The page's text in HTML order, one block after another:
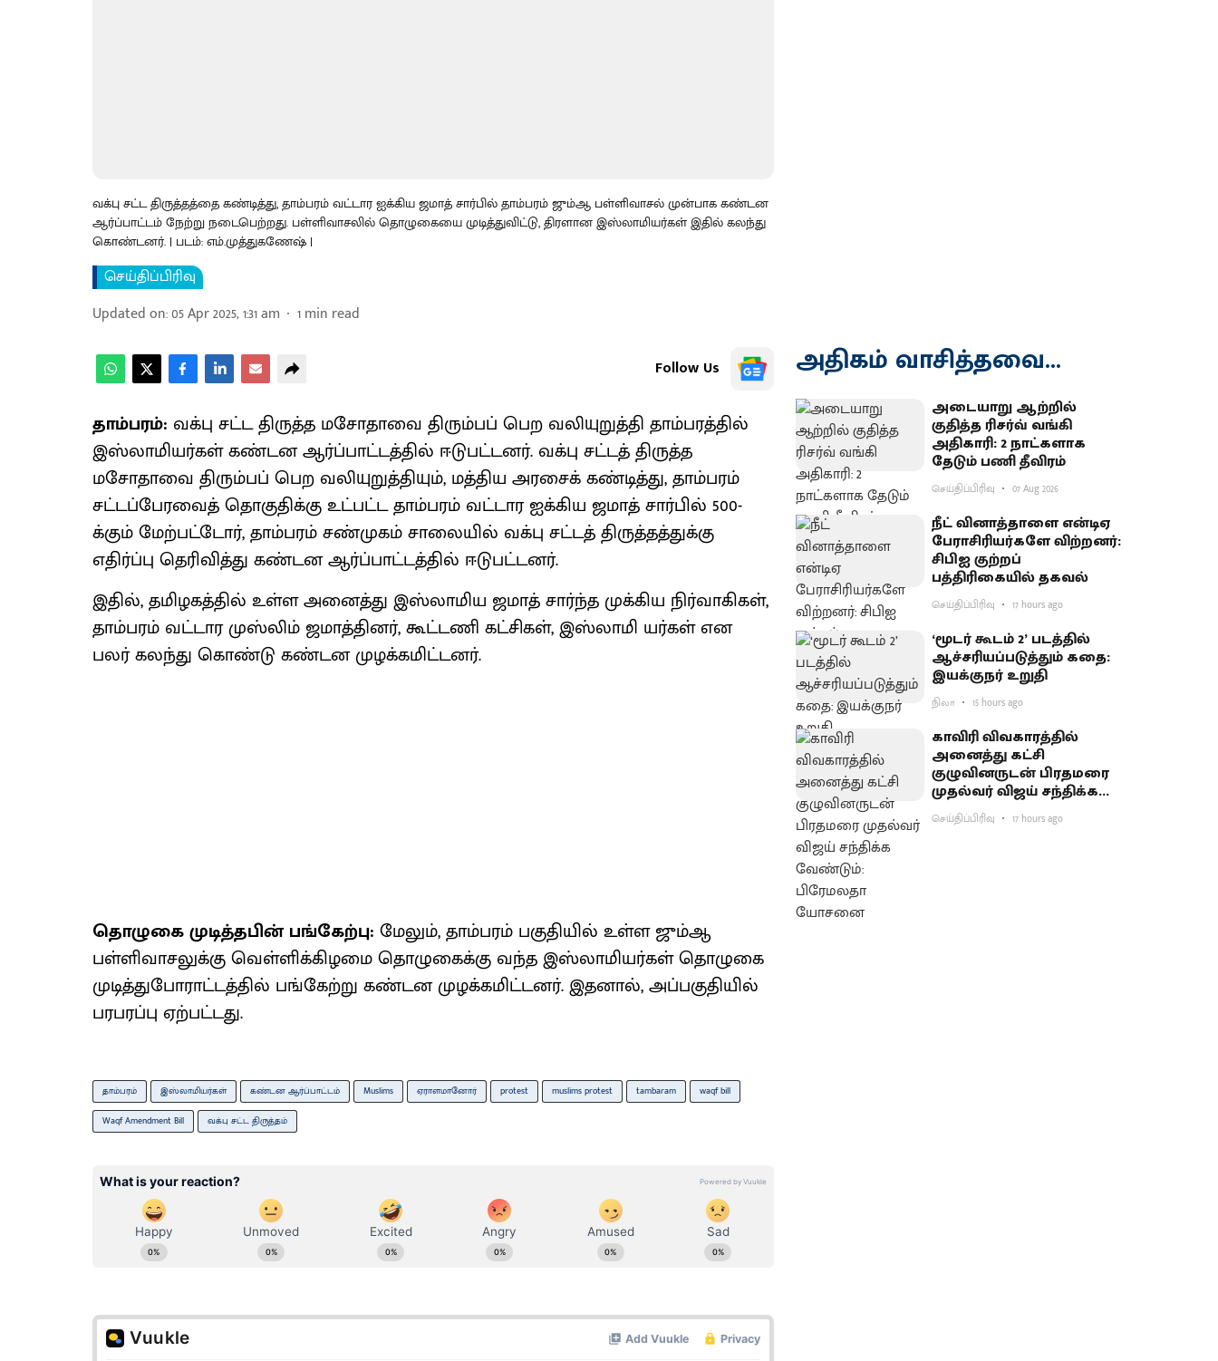
வக்பு சட்ட திருத்தத்தை கண்டித்து, தாம்பரம் வட்டார ஐக்கிய ஜமாத் சார்பில் தாம்பரம் ஜும்ஆ பள்ளிவாசல் முன்பாக கண்டன
ஆர்ப்பாட்டம் நேற்று நடைபெற்றது. பள்ளிவாசலில் தொழுகையை முடித்துவிட்டு, திரளான இஸ்லாமியர்கள் இதில் கலந்து
கொண்டனர். | படம்: எம்.முத்துகணேஷ் |
செய்திப்பிரிவு
Updated on:05 Apr 2025, 1:31 am 1min read
Follow Us
தாம்பரம்: வக்பு சட்ட திருத்த மசோதாவை திரும்பப் பெற வலியுறுத்தி தாம்பரத்தில்
இஸ்லாமியர்கள் கண்டன ஆர்ப்பாட்டத்தில் ஈடுபட்டனர். வக்பு சட்டத் திருத்த
மசோதாவை திரும்பப் பெற வலியுறுத்தியும், மத்திய அரசைக் கண்டித்து, தாம்பரம்
சட்டப்பேரவைத் தொகுதிக்கு உட்பட்ட தாம்பரம் வட்டார ஐக்கிய ஜமாத் சார்பில் 500-
க்கும் மேற்பட்டோர், தாம்பரம் சண்முகம் சாலையில் வக்பு சட்டத் திருத்தத்துக்கு
எதிர்ப்பு தெரிவித்து கண்டன ஆர்ப்பாட்டத்தில் ஈடுபட்டனர்.
இதில், தமிழகத்தில் உள்ள அனைத்து இஸ்லாமிய ஜமாத் சார்ந்த முக்கிய நிர்வாகிகள்,
தாம்பரம் வட்டார முஸ்லிம் ஜமாத்தினர், கூட்டணி கட்சிகள், இஸ்லாமி யர்கள் என
பலர் கலந்து கொண்டு கண்டன முழக்கமிட்டனர்.
தொழுகை முடித்தபின் பங்கேற்பு: மேலும், தாம்பரம் பகுதியில் உள்ள ஜும்ஆ
பள்ளிவாசலுக்கு வெள்ளிக்கிழமை தொழுகைக்கு வந்த இஸ்லாமியர்கள் தொழுகை
முடித்துபோராட்டத்தில் பங்கேற்று கண்டன முழக்கமிட்டனர். இதனால், அப்பகுதியில்
பரபரப்பு ஏற்பட்டது.
தாம்பரம் இஸ்லாமியர்கள் கண்டன ஆர்ப்பாட்டம் Muslims ஏராளமானோர் protest muslims protest tambaram waqf bill
Waqf Amendment Bill வக்பு சட்ட திருத்தம்
அதிகம் வாசித்தவை...
அடையாறு ஆற்றில்
குதித்த ரிசர்வ் வங்கி
அதிகாரி: 2 நாட்களாக
தேடும் பணி தீவிரம்
செய்திப்பிரிவு 07 Aug 2026
நீட் வினாத்தாளை என்டிஏ
பேராசிரியர்களே விற்றனர்:
சிபிஐ குற்றப்
பத்திரிகையில் தகவல்
செய்திப்பிரிவு 17 hours ago
‘மூடர் கூடம் 2’ படத்தில்
ஆச்சரியப்படுத்​தும் கதை:
இயக்குநர் உறுதி
நிலா 15 hours ago
காவிரி விவகாரத்தில்
அனைத்து கட்சி
குழுவினருடன் பிரதமரை
முதல்வர் விஜய் சந்திக்க
வேண்டும்: பிரேமலதா
யோசனை
செய்திப்பிரிவு 17 hours ago